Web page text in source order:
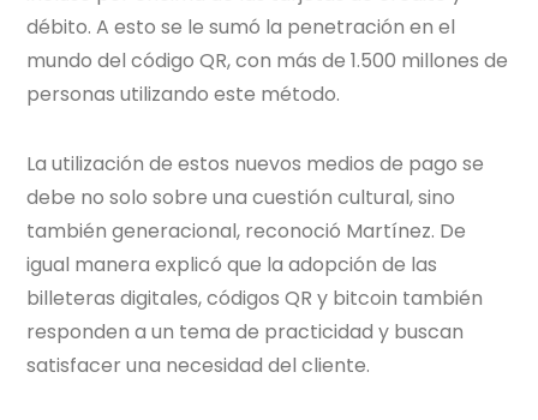
débito. A esto se le sumó la penetración en el
mundo del código QR, con más de 1.500 millones de
personas utilizando este método.
La utilización de estos nuevos medios de pago se
debe no solo sobre una cuestión cultural, sino
también generacional, reconoció Martínez. De
igual manera explicó que la adopción de las
billeteras digitales, códigos QR y bitcoin también
responden a un tema de practicidad y buscan
satisfacer una necesidad del cliente.